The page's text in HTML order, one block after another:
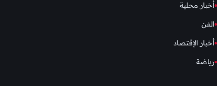
أخبار محلية
الفن
أخبار الإقتصاد
رياضة